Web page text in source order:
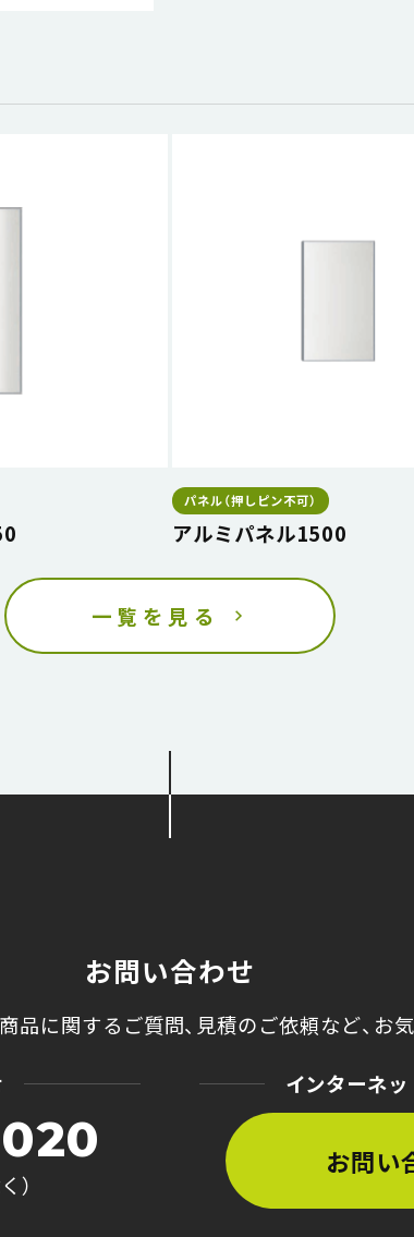
パネル（押しピン不可）
アルミパネル1500
一覧を見る
お問い合わせ
品に関するご質問、 見積のご依頼など、 お
）
インターネ
お問い